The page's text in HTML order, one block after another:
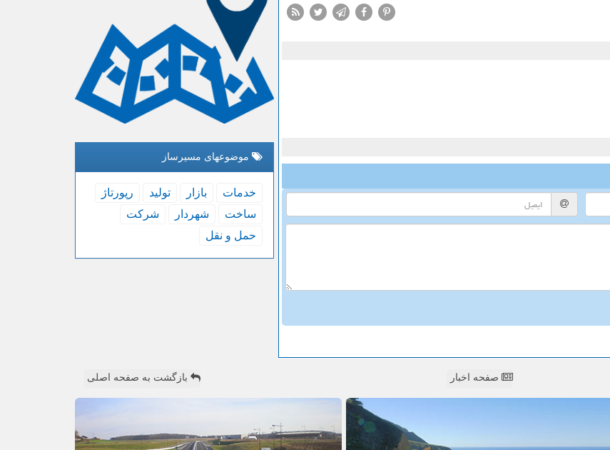
موضوعهای مسیرساز
خدمات بازار تولید
رپورتاژ
ساخت
شهردار
شركت
حمل و نقل
صفحه اخبار بازگشت به صفحه اصلی